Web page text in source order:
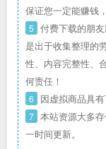
保证您一定能赚钱
5 付费下载的朋
是出于收集整理的
性、内容完整性、
何责任！
6 因虚拟商品具
7 本站资源大多
一时间更新。